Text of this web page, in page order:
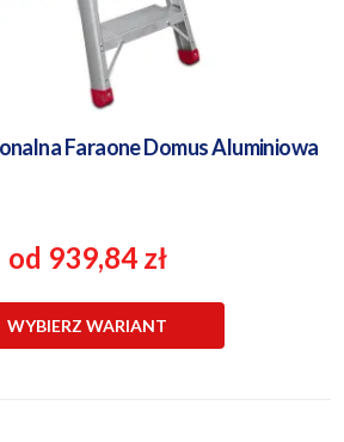
Faraone Domus Aluminiowa
od 939,84 zł
WYBIERZ WARIANT